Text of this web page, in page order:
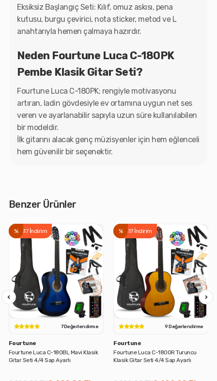
Eksiksiz Başlangıç Seti: Kılıf, omuz askısı, pena
kutusu, burgu çevirici, nota sticker, metod ve L
anahtarıyla hemen çalmaya hazırdır.
Neden Fourtune Luca C-180PK
Pembe Klasik Gitar Seti?
Fourtune Luca C-180PK; rengiyle motivasyonu
artıran, ladin gövdesiyle ev ortamına uygun net ses
veren ve ayarlanabilir sapıyla uzun süre kullanılabilen
bir modeldir.
İlk gitarını alacak genç müzisyenler için hem eğlenceli
hem güvenilir bir seçenektir.
Benzer Ürünler
Klasik
%%17 İndirim
9 Değerlendirme
Fourtune
Fourtune Luca C-180OR Turuncu
Klasik Gitar Seti 4/4 Sap Ayarlı
%%17 İndirim
16
Fourtune
Fourtune Luca C-180SB
Klasik Gitar Seti 4/4 Sap Ayarlı